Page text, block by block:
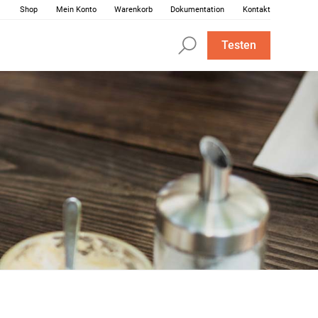
Shop Mein Konto Warenkorb Dokumentation Kontakt
Testen